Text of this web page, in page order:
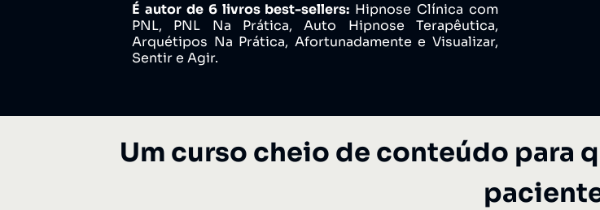
É autor de 6 livros best-sellers: Hipnose Clínica com
PNL, PNL Na Prática, Auto Hipnose Terapêutica,
Arquétipos Na Prática, Afortunadamente e Visualizar,
Sentir e Agir.
Um curso cheio de conteúdo para